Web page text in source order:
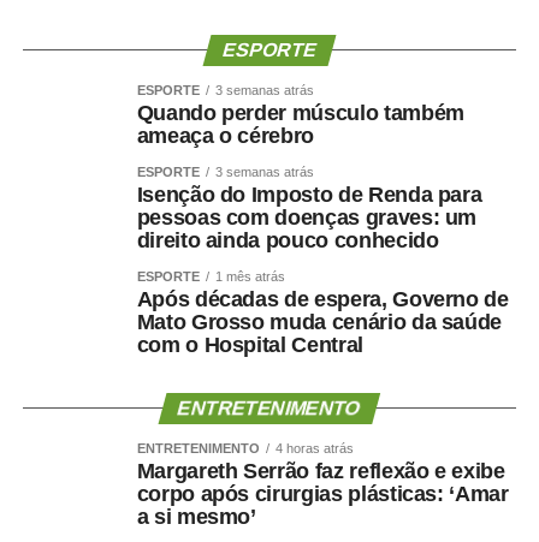
“Quem pretende governar um Estado precisa, antes de
tudo, demonstrar que sua palavra tem valor. Precisa
respeitar compromissos, aliados e pessoas que
aceitaram caminhar ao seu lado.”
O empresário também afirmou que não pretende
naturalizar o episódio como parte da disputa eleitoral.
“Não faço política dessa maneira e não aceitarei
naturalizar esse tipo de comportamento.”
Ao concluir, Maluf disse que deixa a situação com a
consciência tranquila e atribuiu a responsabilidade pela
decisão aos responsáveis pela mudança.
“Saio deste episódio com a consciência tranquila. Cumpri
rigorosamente aquilo que assumi. Outros terão de
responder pelas escolhas que fizeram e pela maneira
ESPORTE
ESPORTE 3 semanas atrás
Quando perder músculo também
ameaça o cérebro
ESPORTE 3 semanas atrás
Isenção do Imposto de Renda para
pessoas com doenças graves: um
direito ainda pouco conhecido
ESPORTE 1 mês atrás
Após décadas de espera, Governo de
Mato Grosso muda cenário da saúde
com o Hospital Central
ENTRETENIMENTO
ENTRETENIMENTO 4 horas atrás
Margareth Serrão faz reflexão e exibe
corpo após cirurgias plásticas: ‘Amar
a si mesmo’